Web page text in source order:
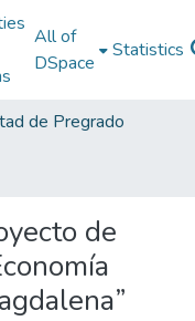
All of
DSpace
Statistics
de Pregrado
de